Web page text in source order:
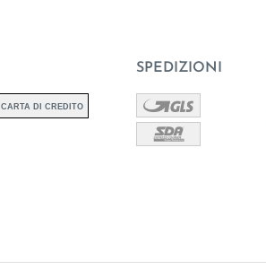
CARTA DI CREDITO
SPEDIZIONI